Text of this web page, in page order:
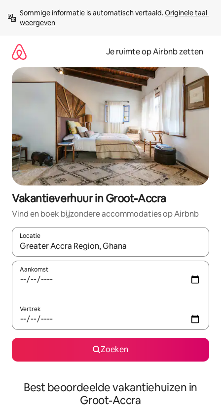
direct
naar
Sommige informatie is automatisch vertaald. Originele taal
weergeven
Je ruimte op Airbnb zetten
Vakantieverhuur in Groot-Accra
Vind en boek bijzondere accommodaties op Airbnb
Locatie
Wanneer er suggesties beschikbaar zijn, maak je een keuze
Aankomst
Vertrek
Zoeken
Best beoordeelde vakantiehuizen in
Groot-Accra